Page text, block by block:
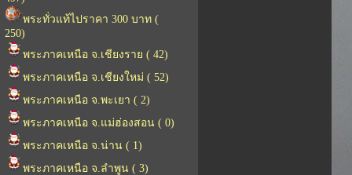
พระทั่วแท้ไปราคา 300 บาท (
250)
พระภาคเหนือ จ.เชียงราย ( 42)
พระภาคเหนือ จ.เชียงใหม่ ( 52)
พระภาคเหนือ จ.พะเยา ( 2)
พระภาคเหนือ จ.แม่ฮ่องสอน ( 0)
พระภาคเหนือ จ.น่าน ( 1)
พระภาคเหนือ จ.ลำพูน ( 3)